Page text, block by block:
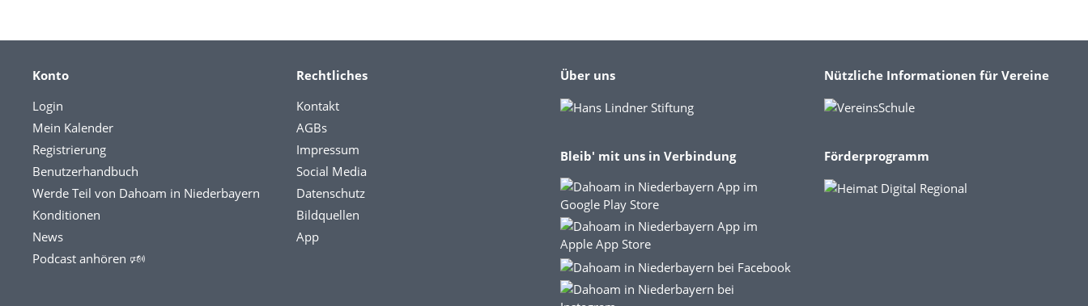
Konto
Login
Mein Kalender
Registrierung
Benutzerhandbuch
Werde Teil von Dahoam in Niederbayern
Konditionen
News
Podcast anhören 🕬
Rechtliches
Kontakt
AGBs
Impressum
Social Media
Datenschutz
Bildquellen
App
Über uns
Bleib' mit uns in Verbindung
Nützliche Informationen für Vereine
Förderprogramm